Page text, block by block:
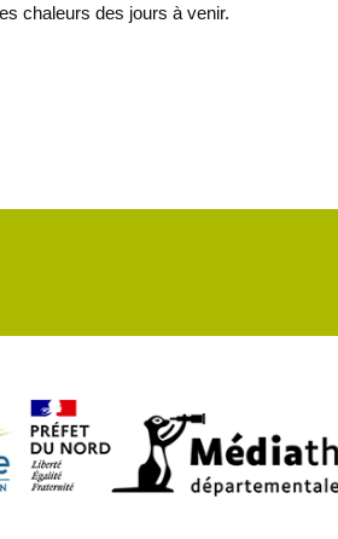
chaleurs des jours à venir.